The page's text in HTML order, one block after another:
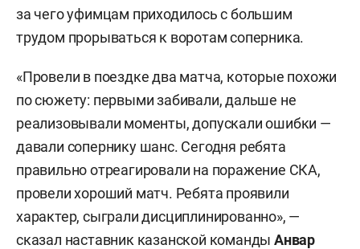
за чего уфимцам приходилось с большим
трудом прорываться к воротам соперника.
«Провели в поездке два матча, которые похожи
по сюжету: первыми забивали, дальше не
реализовывали моменты, допускали ошибки —
давали сопернику шанс. Сегодня ребята
правильно отреагировали на поражение СКА,
провели хороший матч. Ребята проявили
характер, сыграли дисциплинированно», —
сказал наставник казанской команды Анвар